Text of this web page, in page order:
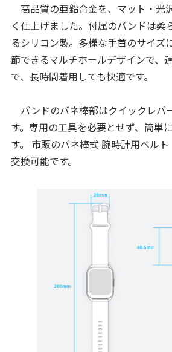
高品質の亜鉛合金を、マット・光
く仕上げました。付属のバンドは柔
るシリコン製。多様な手首のサイズ
節できるマルチホールデザインで、
で、長時間着用しても快適です。
バンドのバネ棒部はクイックレバ
す。専用の工具を必要とせず、簡単
す。 市販のバネ棒式 腕時計用ベル
交換可能です。